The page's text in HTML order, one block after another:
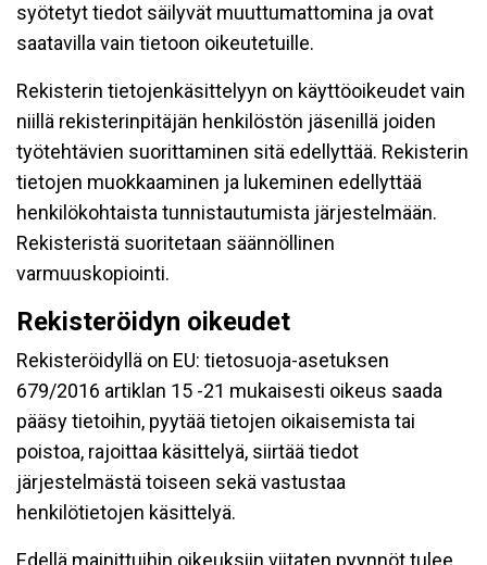
syötetyt tiedot säilyvät muuttumattomina ja ovat
saatavilla vain tietoon oikeutetuille.
Rekisterin tietojenkäsittelyyn on käyttöoikeudet vain
niillä rekisterinpitäjän henkilöstön jäsenillä joiden
työtehtävien suorittaminen sitä edellyttää. Rekisterin
tietojen muokkaaminen ja lukeminen edellyttää
henkilökohtaista tunnistautumista järjestelmään.
Rekisteristä suoritetaan säännöllinen
varmuuskopiointi.
Rekisteröidyn oikeudet
Rekisteröidyllä on EU: tietosuoja-asetuksen
679/2016 artiklan 15 -21 mukaisesti oikeus saada
pääsy tietoihin, pyytää tietojen oikaisemista tai
poistoa, rajoittaa käsittelyä, siirtää tiedot
järjestelmästä toiseen sekä vastustaa
henkilötietojen käsittelyä.
Edellä mainittuihin oikeuksiin viitaten pyynnöt tulee